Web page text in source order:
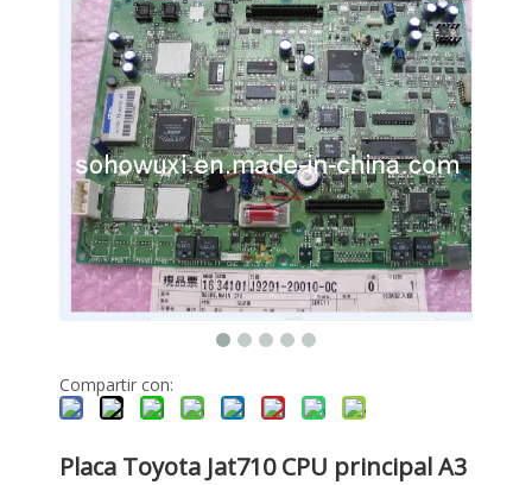
Compartir con:
Placa Toyota Jat710 CPU principal A3